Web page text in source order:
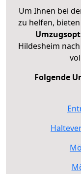
Um Ihnen bei
zu helfen,
Hildesheim
Folgende